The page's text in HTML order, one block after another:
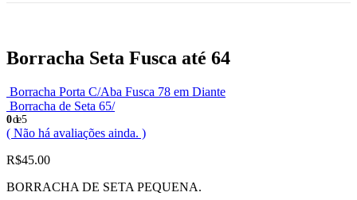
Borracha Seta Fusca até 64
Borracha Porta C/Aba Fusca 78 em Diante
Borracha de Seta 65/
0de 5
( Não há avaliações ainda. )
R$45.00
BORRACHA DE SETA PEQUENA.